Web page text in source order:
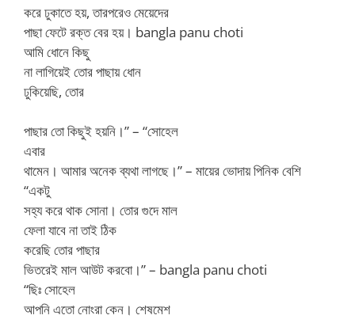
করে ঢুকাতে হয়, তারপরেও মেয়েদের
পাছা ফেটে রক্ত বের হয়। bangla panu choti
আমি ধোনে কিছু
না লাগিয়েই তোর পাছায় ধোন
ঢুকিয়েছি, তোর
পাছার তো কিছুই হয়নি।” – “সোহেল
এবার
থামেন। আমার অনেক ব্যথা লাগছে।” – মায়ের ভোদায় পিনিক বেশি
“একটু
সহ্য করে থাক সোনা। তোর গুদে মাল
ফেলা যাবে না তাই ঠিক
করেছি তোর পাছার
ভিতরেই মাল আউট করবো।” – bangla panu choti
“ছিঃ সোহেল
আপনি এতো নোংরা কেন। শেষমেশ